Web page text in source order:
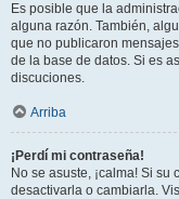
Es posible que la
alguna razón. También,
que no publicaron
de la base de datos. Si es
discuciones.
Arriba
¡Perdí mi contraseña!
No se asuste, ¡calma! Si
desactivarla o cambiarla.